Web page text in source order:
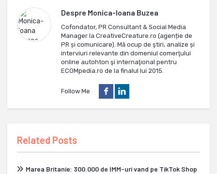
Despre Monica-Ioana Buzea
Cofondator, PR Consultant & Social Media
Manager la CreativeCreature.ro (agenție de
PR și comunicare). Mă ocup de ştiri, analize și
interviuri relevante din domeniul comerţului
online autohton şi internaţional pentru
ECOMpedia.ro de la finalul lui 2015.
Follow Me
Related Posts
Marea Britanie: 300.000 de IMM-uri vand pe TikTok Shop